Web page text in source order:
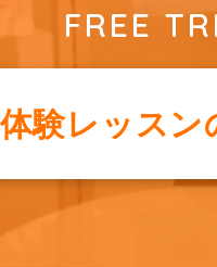
FREE
験レッスン